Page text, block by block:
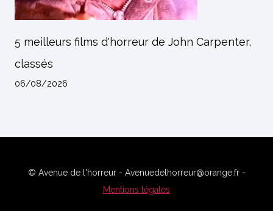
5 meilleurs films d'horreur de John Carpenter,
classés
06/08/2026
© Avenue de l'horreur - Avenuedelhorreur@orange.fr -
Mentions légales